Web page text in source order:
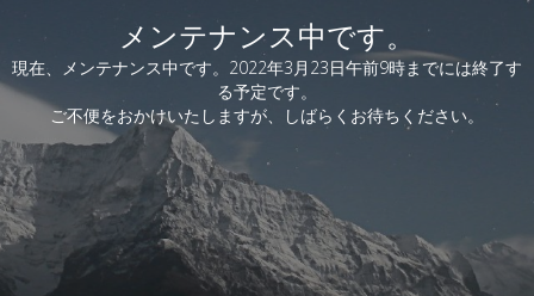
メンテナンス中です。
現在、メンテナンス中です。2022年3月23日午前9時までには終了す
る予定です。
ご不便をおかけいたしますが、しばらくお待ちください。